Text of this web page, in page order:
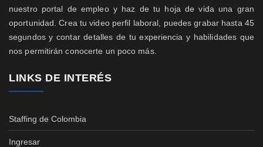
nuestro portal de empleo y haz de tu hoja de vida una gran
oportunidad. Crea tu video perfil laboral, puedes grabar hasta 45
segundos y contar detalles de tu experiencia y habilidades que
nos permitirán conocerte un poco más.
LINKS DE INTERÉS
Staffing de Colombia
Ingresar